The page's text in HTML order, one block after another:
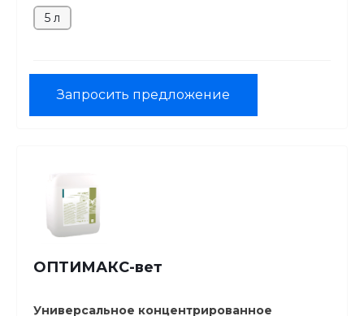
5 л
Запросить предложение
ОПТИМАКС-вет
Универсальное концентрированное